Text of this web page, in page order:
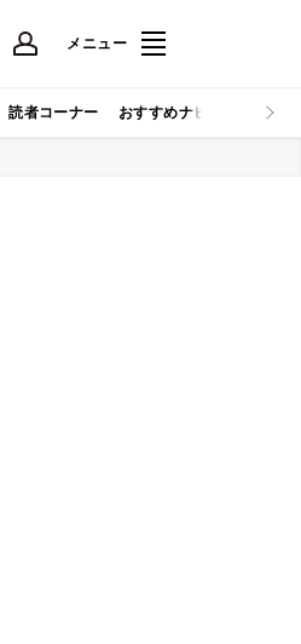
メニュー
読者コーナー おすすめナビ マイナビ